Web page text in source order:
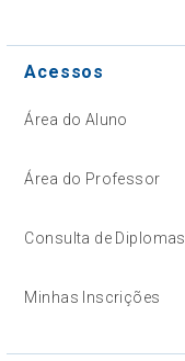
Acessos
Área do Aluno
Área do Professor
Consulta de Diplomas
Minhas Inscrições